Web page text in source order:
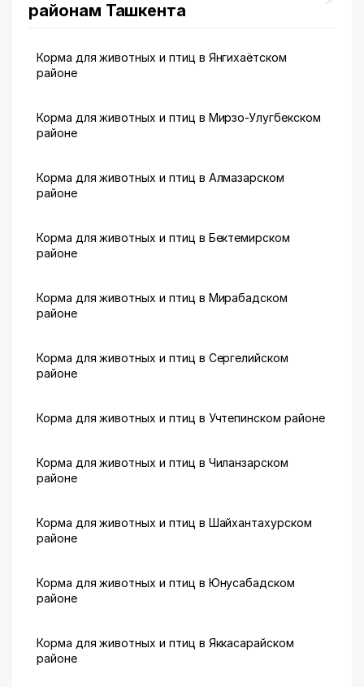
районам Ташкента
Корма для животных и птиц в Янгихаётском
районе
Корма для животных и птиц в Мирзо-Улугбекском
районе
Корма для животных и птиц в Алмазарском
районе
Корма для животных и птиц в Бектемирском
районе
Корма для животных и птиц в Мирабадском
районе
Корма для животных и птиц в Сергелийском
районе
Корма для животных и птиц в Учтепинском районе
Корма для животных и птиц в Чиланзарском
районе
Корма для животных и птиц в Шайхантахурском
районе
Корма для животных и птиц в Юнусабадском
районе
Корма для животных и птиц в Яккасарайском
районе